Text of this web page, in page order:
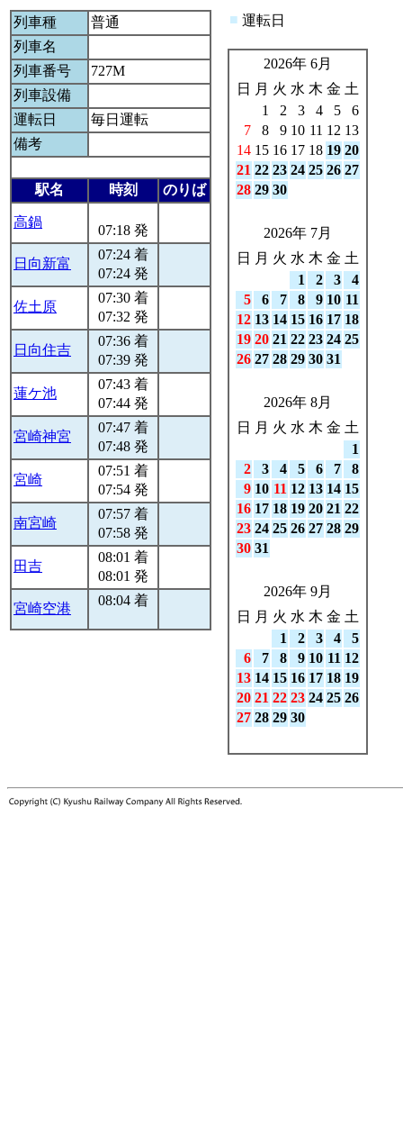
列車種
普通
列車名
列車番号
727M
列車設備
運転日
毎日運転
備考
駅名 時刻 のりば
高鍋
07:18 発
日向新富
07:24 着
07:24 発
佐土原
07:30 着
07:32 発
日向住吉
07:36 着
07:39 発
蓮ケ池
07:43 着
07:44 発
宮崎神宮
07:47 着
07:48 発
宮崎
07:51 着
07:54 発
南宮崎
07:57 着
07:58 発
田吉
08:01 着
08:01 発
宮崎空港
08:04 着
■ 運転日
2026年 6月
日
月 火 水 木 金 土
1
2 3 4 5
6
7
8 9 10 11 12 13
14 15 16 17 18 19 20
21 22 23 24 25 26 27
28 29 30
2026年 7月
日
月 火 水 木 金 土
1
2 3
4
5
6 7 8 9 10 11
12 13 14 15 16 17 18
19 20 21 22 23 24 25
26 27 28 29 30 31
2026年 8月
日
月 火 水 木 金 土
1
2
3 4 5 6 7
8
9 10 11 12 13 14 15
16 17 18 19 20 21 22
23 24 25 26 27 28 29
30 31
2026年 9月
日
月 火 水 木 金 土
1
2 3 4
5
6
7 8 9 10 11 12
13 14 15 16 17 18 19
20 21 22 23 24 25 26
27 28 29 30